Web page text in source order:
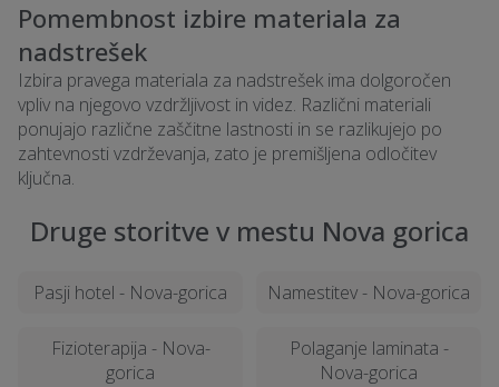
Pomembnost izbire materiala za
nadstrešek
Izbira pravega materiala za nadstrešek ima dolgoročen
vpliv na njegovo vzdržljivost in videz. Različni materiali
ponujajo različne zaščitne lastnosti in se razlikujejo po
zahtevnosti vzdrževanja, zato je premišljena odločitev
ključna.
Druge storitve v mestu Nova gorica
Pasji hotel - Nova-gorica Namestitev - Nova-gorica
Fizioterapija - Nova-
gorica
Polaganje laminata -
Nova-gorica